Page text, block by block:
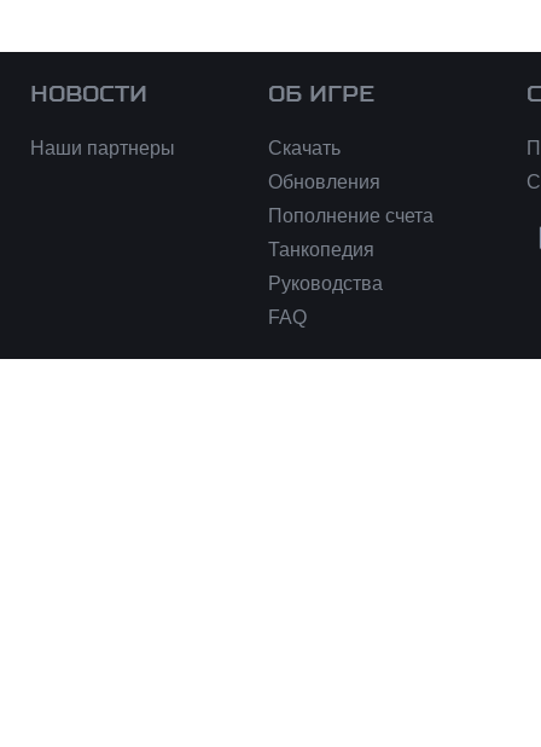
НОВОСТИ
Наши партнеры
ОБ ИГРЕ
Скачать
Обновления
Пополнение счета
Танкопедия
Руководства
FAQ